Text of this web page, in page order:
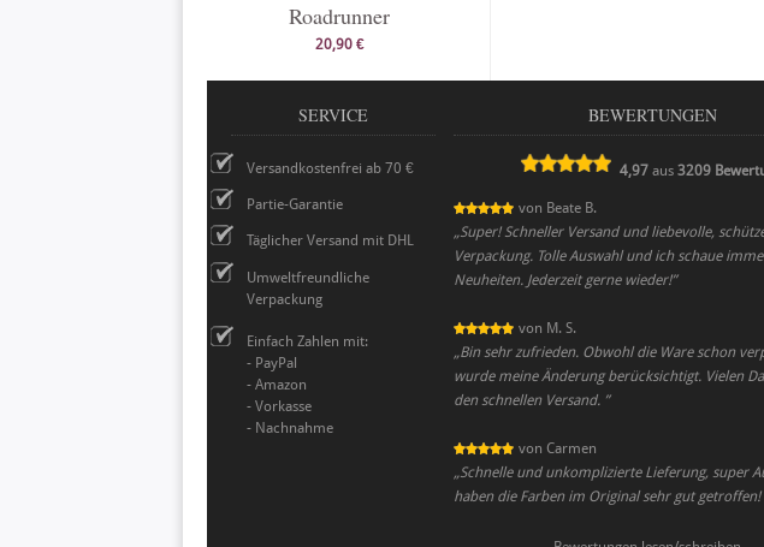
Roadrunner
20,90 €
SERVICE
Versandkostenfrei ab 70 €
Partie-Garantie
Täglicher Versand mit DHL
Umweltfreundliche
Verpackung
Einfach Zahlen mit:
- PayPal
- Amazon
- Vorkasse
- Nachnahme
BEWERTUNGEN
4,97 aus3209
von Beate B.
„Super! Schneller Versand und liebevolle,
Verpackung. Tolle Auswahl und ich schaue
Neuheiten. Jederzeit gerne wieder!”
von M. S.
„Bin sehr zufrieden. Obwohl die Ware schon
wurde meine Änderung berücksichtigt. Vielen
den schnellen Versand. ”
von Carmen
„Schnelle und unkomplizierte Lieferung, super
haben die Farben im Original sehr gut getroffen!